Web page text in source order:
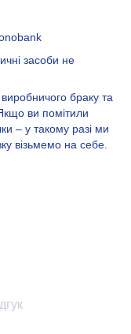
засоби не
браку та
ви помітили
– у такому разі ми
візьмемо на себе.